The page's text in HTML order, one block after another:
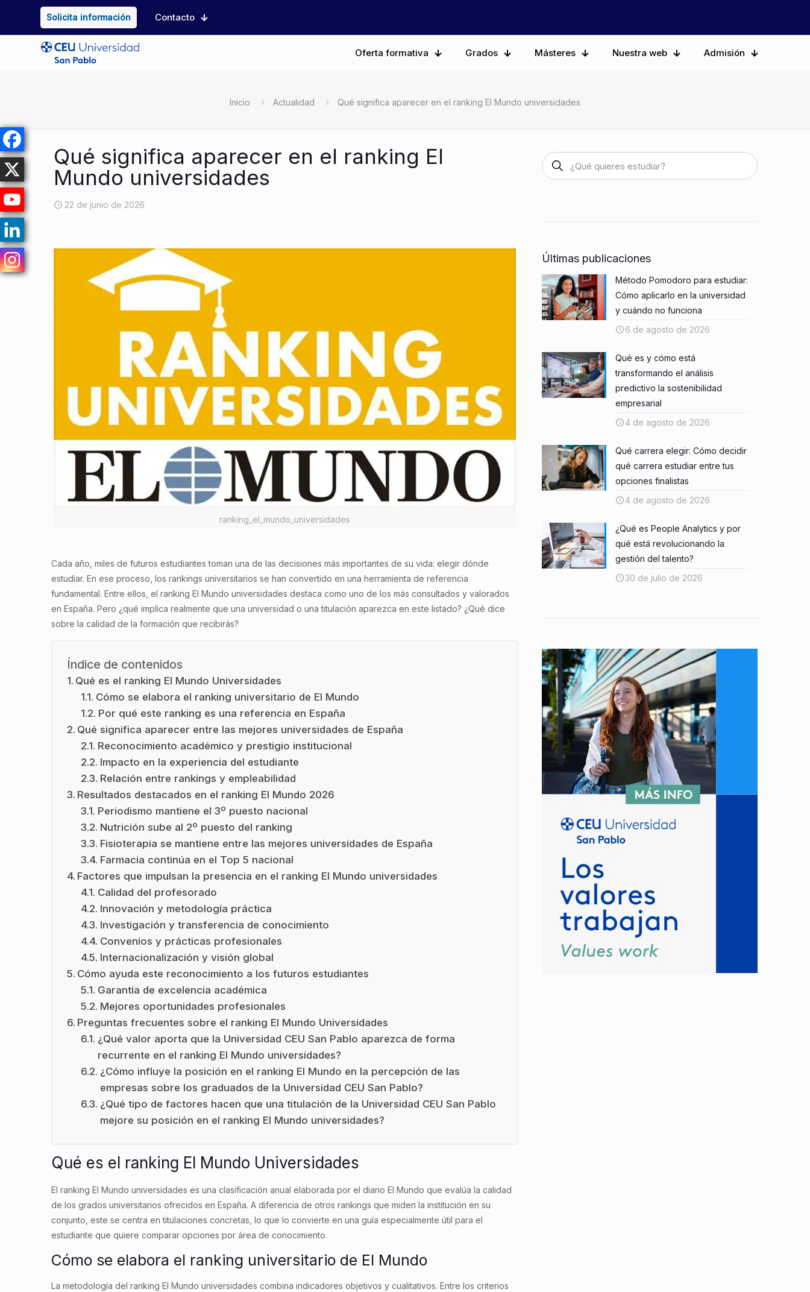
Solicita información Contacto
Oferta formativa Grados Másteres Nuestra web Admisión
Inicio Actualidad Qué significa aparecer en el ranking El Mundo universidades
Qué significa aparecer en el ranking El
Mundo universidades
22 de junio de 2026
ranking_el_mundo_universidades
Cada año, miles de futuros estudiantes toman una de las decisiones más importantes de su vida: elegir dónde
estudiar. En ese proceso, los rankings universitarios se han convertido en una herramienta de referencia
fundamental. Entre ellos, el ranking El Mundo universidades destaca como uno de los más consultados y valorados
en España. Pero ¿qué implica realmente que una universidad o una titulación aparezca en este listado? ¿Qué dice
sobre la calidad de la formación que recibirás?
Índice de contenidos
Qué es el ranking El Mundo Universidades
Cómo se elabora el ranking universitario de El Mundo
Por qué este ranking es una referencia en España
Qué significa aparecer entre las mejores universidades de España
Reconocimiento académico y prestigio institucional
Impacto en la experiencia del estudiante
Relación entre rankings y empleabilidad
Resultados destacados en el ranking El Mundo 2026
Periodismo mantiene el 3º puesto nacional
Nutrición sube al 2º puesto del ranking
Fisioterapia se mantiene entre las mejores universidades de España
Farmacia continúa en el Top 5 nacional
Factores que impulsan la presencia en el ranking El Mundo universidades
Calidad del profesorado
Innovación y metodología práctica
Investigación y transferencia de conocimiento
Convenios y prácticas profesionales
Internacionalización y visión global
Cómo ayuda este reconocimiento a los futuros estudiantes
Garantía de excelencia académica
Mejores oportunidades profesionales
Preguntas frecuentes sobre el ranking El Mundo Universidades
¿Qué valor aporta que la Universidad CEU San Pablo aparezca de forma
recurrente en el ranking El Mundo universidades?
¿Cómo influye la posición en el ranking El Mundo en la percepción de las
empresas sobre los graduados de la Universidad CEU San Pablo?
¿Qué tipo de factores hacen que una titulación de la Universidad CEU San Pablo
mejore su posición en el ranking El Mundo universidades?
Qué es el ranking El Mundo Universidades
El ranking El Mundo universidades es una clasificación anual elaborada por el diario El Mundo que evalúa la calidad
de los grados universitarios ofrecidos en España. A diferencia de otros rankings que miden la institución en su
conjunto, este se centra en titulaciones concretas, lo que lo convierte en una guía especialmente útil para el
estudiante que quiere comparar opciones por área de conocimiento.
Cómo se elabora el ranking universitario de El Mundo
La metodología del ranking El Mundo universidades combina indicadores objetivos y cualitativos. Entre los criterios
Últimas publicaciones
Método Pomodoro para estudiar:
Cómo aplicarlo en la universidad
y cuándo no funciona
6 de agosto de 2026
Qué es y cómo está
transformando el análisis
predictivo la sostenibilidad
empresarial
4 de agosto de 2026
Qué carrera elegir: Cómo decidir
qué carrera estudiar entre tus
opciones finalistas
4 de agosto de 2026
¿Qué es People Analytics y por
qué está revolucionando la
gestión del talento?
30 de julio de 2026